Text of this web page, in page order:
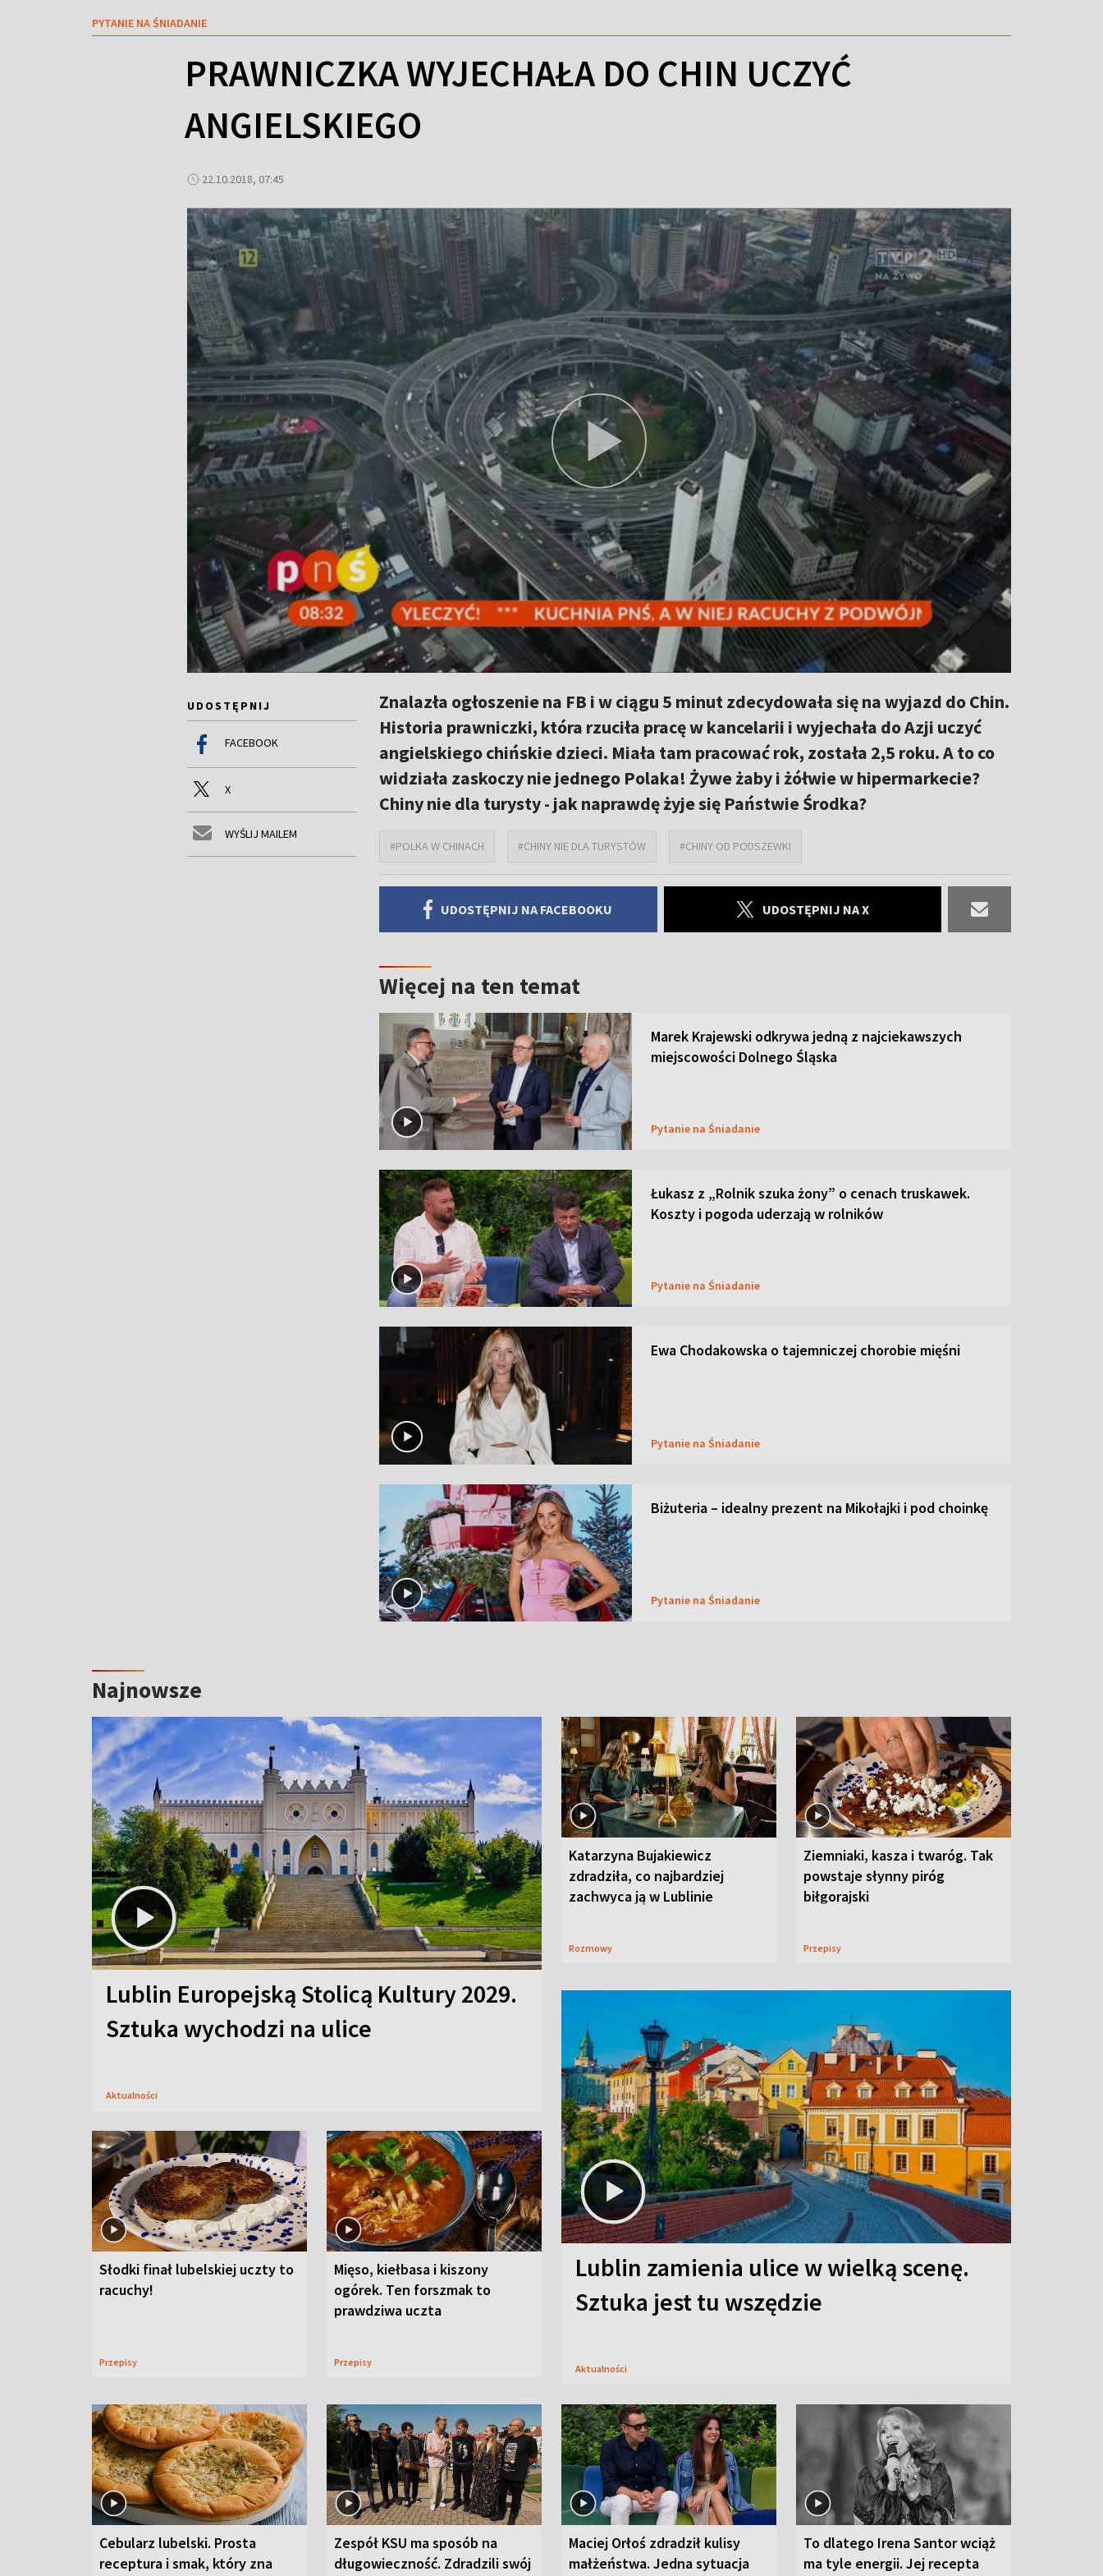
PYTANIE NA ŚNIADANIE
PRAWNICZKA WYJECHAŁA DO CHIN UCZYĆ
ANGIELSKIEGO
22.10.2018, 07:45
UDOSTĘPNIJ
FACEBOOK
X
WYŚLIJ MAILEM
Znalazła ogłoszenie na FB i w ciągu 5 minut zdecydowała się na wyjazd do Chin.
Historia prawniczki, która rzuciła pracę w kancelarii i wyjechała do Azji uczyć
angielskiego chińskie dzieci. Miała tam pracować rok, została 2,5 roku. A to co
widziała zaskoczy nie jednego Polaka! Żywe żaby i żółwie w hipermarkecie?
Chiny nie dla turysty - jak naprawdę żyje się Państwie Środka?
#POLKA W CHINACH #CHINY NIE DLA TURYSTÓW #CHINY OD PODSZEWKI
UDOSTĘPNIJ NA FACEBOOKU UDOSTĘPNIJ NA X
Więcej na ten temat
Marek Krajewski odkrywa jedną z najciekawszych
miejscowości Dolnego Śląska
Pytanie na Śniadanie
Łukasz z „Rolnik szuka żony” o cenach truskawek.
Koszty i pogoda uderzają w rolników
Pytanie na Śniadanie
Ewa Chodakowska o tajemniczej chorobie mięśni
Pytanie na Śniadanie
Biżuteria – idealny prezent na Mikołajki i pod choinkę
Pytanie na Śniadanie
Najnowsze
Lublin Europejską Stolicą Kultury 2029.
Sztuka wychodzi na ulice
Aktualności
Katarzyna Bujakiewicz
zdradziła, co najbardziej
zachwyca ją w Lublinie
Rozmowy
Ziemniaki, kasza i twaróg. Tak
powstaje słynny piróg
biłgorajski
Przepisy
Słodki finał lubelskiej uczty to
racuchy!
Przepisy
Mięso, kiełbasa i kiszony
ogórek. Ten forszmak to
prawdziwa uczta
Przepisy
Lublin zamienia ulice w wielką scenę.
Sztuka jest tu wszędzie
Aktualności
Cebularz lubelski. Prosta
receptura i smak, który zna
Zespół KSU ma sposób na
długowieczność. Zdradzili swój
Maciej Orłoś zdradził kulisy
małżeństwa. Jedna sytuacja
To dlatego Irena Santor wciąż
ma tyle energii. Jej recepta